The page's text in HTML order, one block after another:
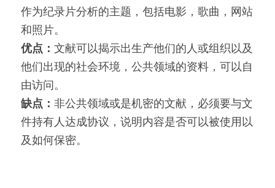
作为纪录片分析的主题，包括电影，歌曲，网站
和照片。
优点： 文献可以揭示出生产他们的人或组织以及
他们出现的社会环境，公共领域的资料，可以自
由访问。
缺点： 非公共领域或是机密的文献，必须要与文
件持有人达成协议，说明内容是否可以被使用以
及如何保密。